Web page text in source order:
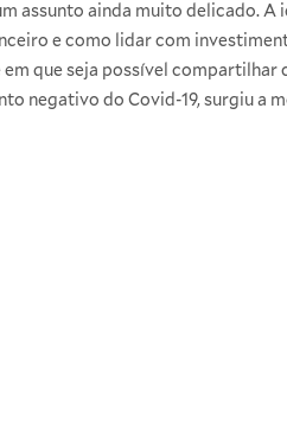
assunto ainda muito delicado. A
e como lidar com
que seja possível compartilhar
negativo do Covid-19, surgiu a